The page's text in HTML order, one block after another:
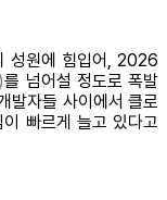
성원에 힘입어, 2026
를 넘어설 정도로 폭발
발자들 사이에서 클로
이 빠르게 늘고 있다고